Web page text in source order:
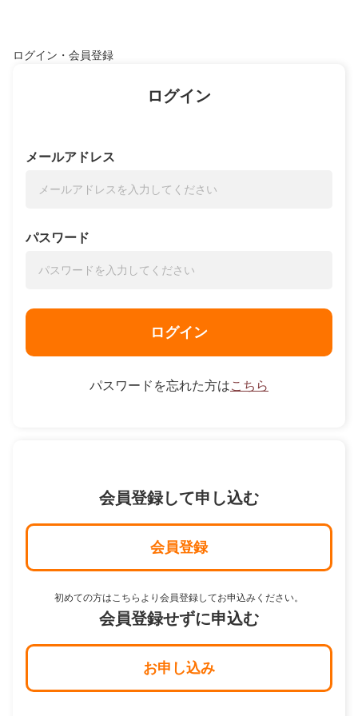
ログイン・会員登録
ログイン
メールアドレス
パスワード
ログイン
パスワードを忘れた方はこちら
会員登録して申し込む
会員登録
初めての方はこちらより会員登録してお申込みください。
会員登録せずに申込む
お申し込み